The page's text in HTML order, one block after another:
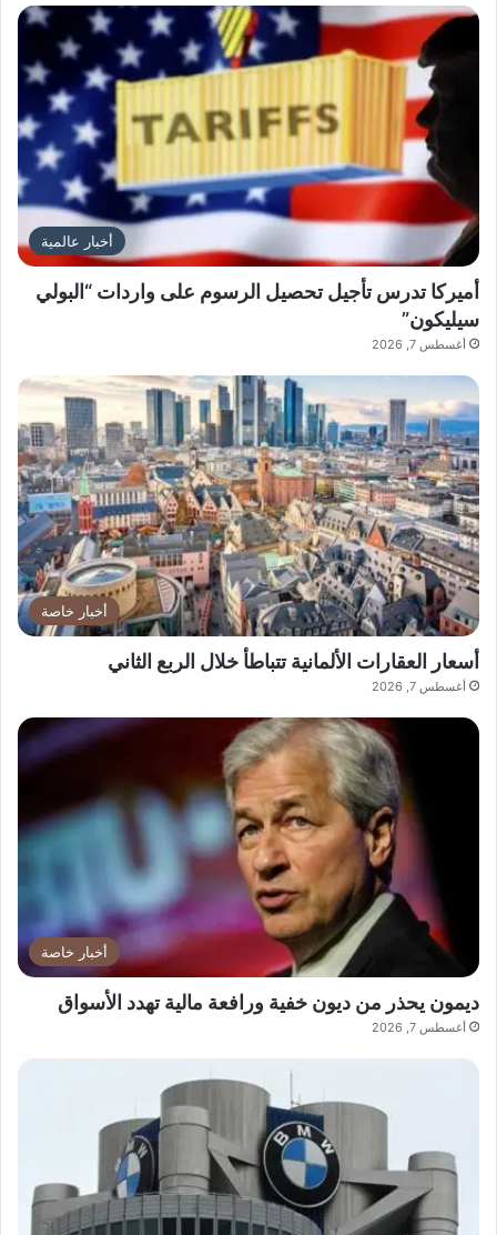
أخبار عالمية
أميركا تدرس تأجيل تحصيل الرسوم على واردات “البولي
سيليكون”
أغسطس 7, 2026
أخبار خاصة
أسعار العقارات الألمانية تتباطأ خلال الربع الثاني
أغسطس 7, 2026
أخبار خاصة
ديمون يحذر من ديون خفية ورافعة مالية تهدد الأسواق
أغسطس 7, 2026